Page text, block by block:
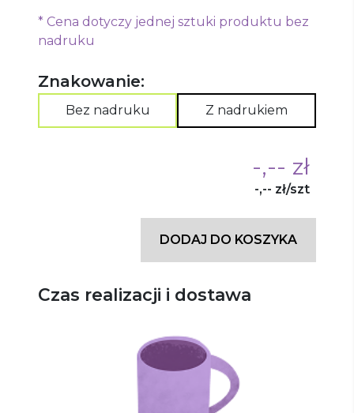
* Cena dotyczy jednej sztuki produktu bez
nadruku
Znakowanie:
Bez nadruku Z nadrukiem
-,-- zł
-,-- zł/szt
DODAJ DO KOSZYKA
Czas realizacji i dostawa